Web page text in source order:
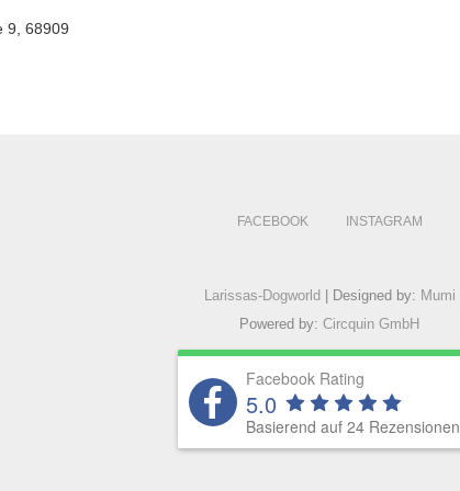
9, 68909
FACEBOOK INSTAGRAM
Larissas-Dogworld | Designed by: Mumi
Powered by: Circquin GmbH
Facebook Rating
5.0
Basierend auf 24 Rezensionen